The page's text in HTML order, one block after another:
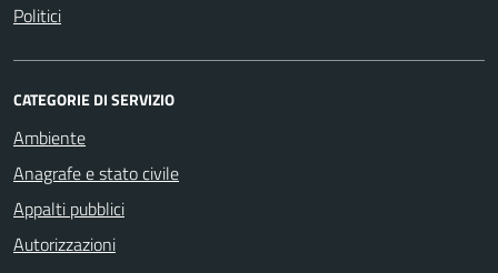
Politici
CATEGORIE DI SERVIZIO
Ambiente
Anagrafe e stato civile
Appalti pubblici
Autorizzazioni